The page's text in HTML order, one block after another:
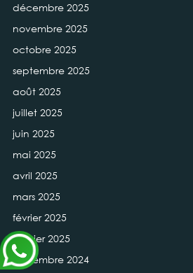
décembre 2025
novembre 2025
octobre 2025
septembre 2025
août 2025
juillet 2025
juin 2025
mai 2025
avril 2025
mars 2025
février 2025
janvier 2025
décembre 2024